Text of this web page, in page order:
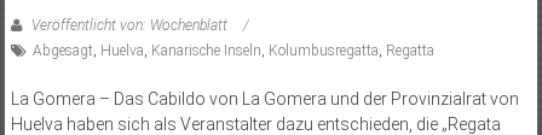
Veröffentlicht von: Wochenblatt
Abgesagt Huelva Kanarische Inseln Kolumbusregatta Regatta
La Gomera – Das Cabildo von La Gomera und der Provinzialrat von
Huelva haben sich als Veranstalter dazu entschieden, die „Regata